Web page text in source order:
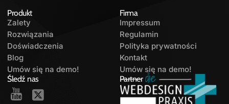
Produkt
Zalety
Rozwiązania
Doświadczenia
Blog
Umów się na demo!
Śledź nas
Firma
Impressum
Regulamin
Polityka prywatności
Kontakt
Umów się na demo!
Partner